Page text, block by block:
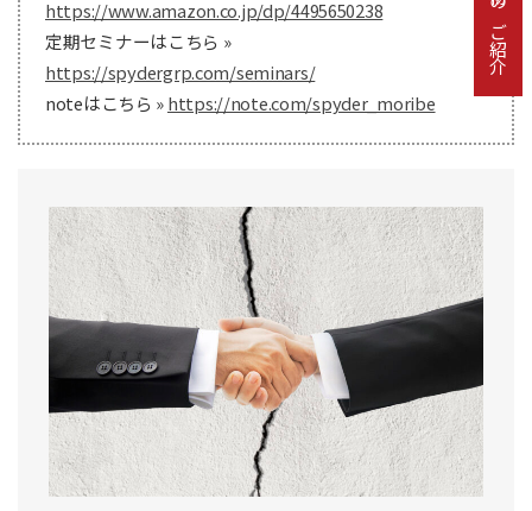
https://www.amazon.co.jp/dp/4495650238
定期セミナーはこちら »
https://spydergrp.com/seminars/
noteはこちら »https://note.com/spyder_moribe